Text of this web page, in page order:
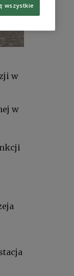
w
w
wszystkie